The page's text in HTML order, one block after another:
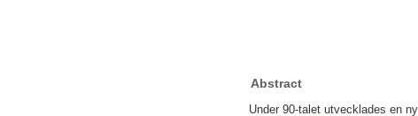
Abstract
Under 90-talet utvecklades en